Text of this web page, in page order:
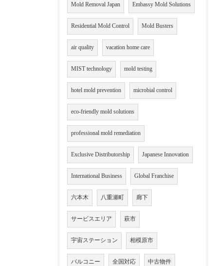
Mold Removal Japan Embassy Mold Solutions
Residential Mold Control Mold Busters
air quality vacation home care
MIST technology mold testing
hotel mold prevention microbial control
eco-friendly mold solutions
professional mold remediation
Exclusive Distributorship Japanese Innovation
International Business Global Franchise
六本木 八重瀬町 廊下
サービスエリア 萩市
宇宙ステーション 相模原市
バルコニー 全国対応 中古物件